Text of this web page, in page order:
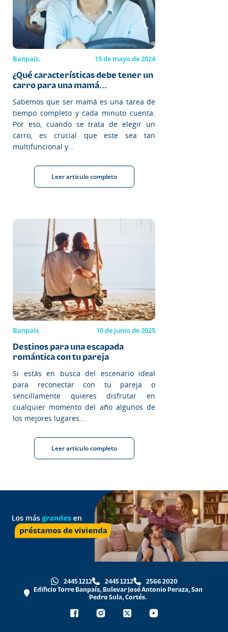
Banpaís. 15 de mayo de 2024
¿Qué características debe tener un
carro para una mamá...
Sabemos que ser mamá es una tarea de
tiempo completo y cada minuto cuenta.
Por eso, cuando se trata de elegir un
carro, es crucial que este sea tan
multifuncional y...
Leer artículo completo
Banpaís 10 de junio de 2025
Destinos para una escapada
romántica con tu pareja
Si estás en busca del escenario ideal
para reconectar con tu pareja o
sencillamente quieres disfrutar en
cualquier momento del año algunos de
los mejores lugares...
Leer artículo completo
2445 1212 2445 1212
2566 2020
Edificio Torre Banpaís, Bulevar José Antonio Peraza, San
Pedro Sula, Cortés.